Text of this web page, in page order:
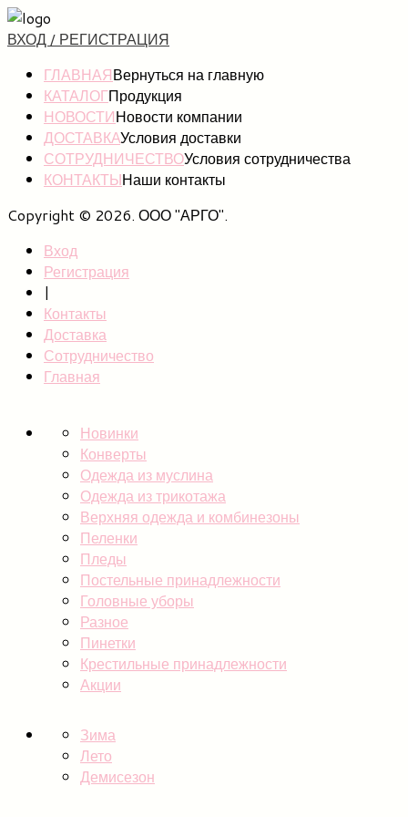
ВХОД / РЕГИСТРАЦИЯ
ГЛАВНАЯВернуться на главную
КАТАЛОГПродукция
НОВОСТИНовости компании
ДОСТАВКАУсловия доставки
СОТРУДНИЧЕСТВОУсловия сотрудничества
КОНТАКТЫНаши контакты
Copyright © 2026. ООО "АРГО".
Вход
Регистрация
|
Контакты
Доставка
Сотрудничество
Главная
Новинки
Конверты
Одежда из муслина
Одежда из трикотажа
Верхняя одежда и комбинезоны
Пеленки
Пледы
Постельные принадлежности
Головные уборы
Разное
Пинетки
Крестильные принадлежности
Акции
Зима
Лето
Демисезон